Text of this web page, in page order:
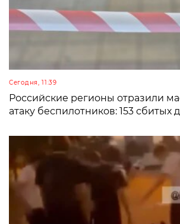
Сегодня, 11:39
Российские регионы отразили
атаку беспилотников: 153 сбитых